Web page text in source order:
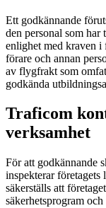
Ett godkännande
den personal som
enlighet med kraven
förare och annan
av flygfrakt som
godkända
Traficom
verksamhet
För att godkännande
inspekterar
säkerställs att
säkerhetsprogram